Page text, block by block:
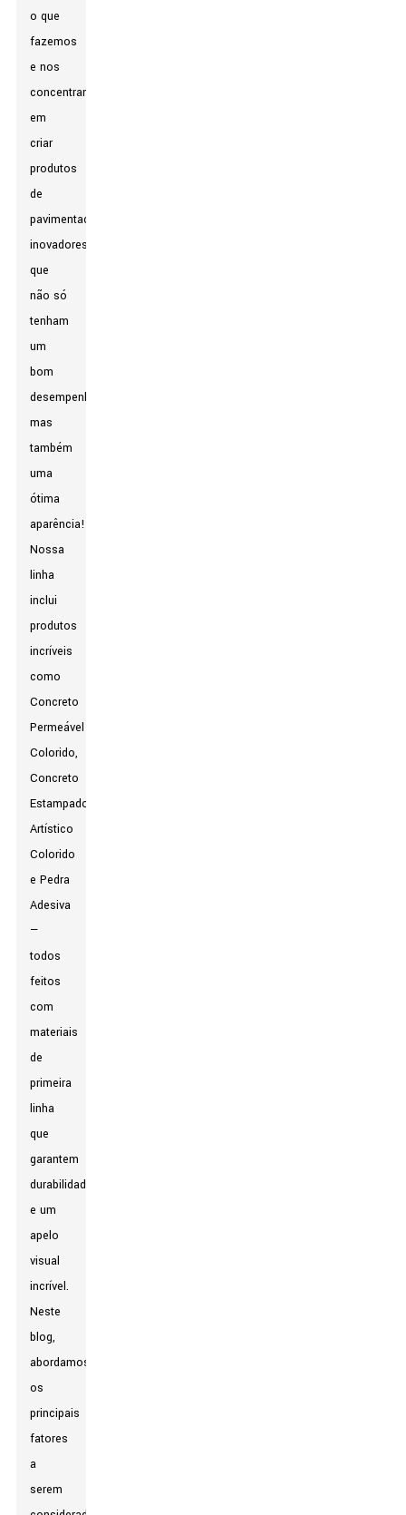
o que
fazemos
e nos
concentramos
em
criar
produtos
de
pavimentação
inovadores
que
não só
tenham
um
bom
desempenho,
mas
também
uma
ótima
aparência!
Nossa
linha
inclui
produtos
incríveis
como
Concreto
Permeável
Colorido,
Concreto
Estampado
Artístico
Colorido
e Pedra
Adesiva
—
todos
feitos
com
materiais
de
primeira
linha
que
garantem
durabilidade
e um
apelo
visual
incrível.
Neste
blog,
abordamos
os
principais
fatores
a
serem